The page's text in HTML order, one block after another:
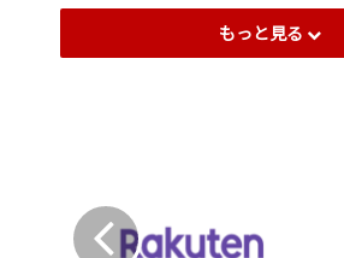
第6回目となる今回は、楽天インシュ
―自己紹介をお願いします
幸﨑：楽天インシュアランスホール
もっと見る